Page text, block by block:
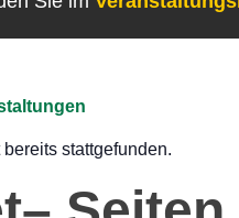
stattgefunden.